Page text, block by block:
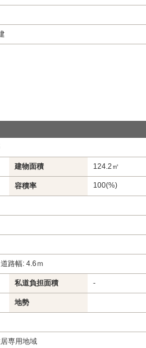
建物面積 124.2㎡
容積率 100(%)
路幅: 4.6ｍ
私道負担面積 -
地勢
専用地域